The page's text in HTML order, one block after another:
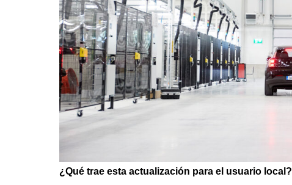
¿Qué trae esta actualización para el usuario local?